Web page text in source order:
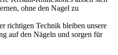
ohne den Nagel zu
richtigen Technik bleiben unsere
auf den Nägeln und sorgen für